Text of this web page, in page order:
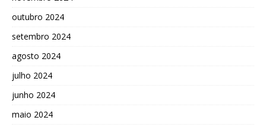
outubro 2024
setembro 2024
agosto 2024
julho 2024
junho 2024
maio 2024